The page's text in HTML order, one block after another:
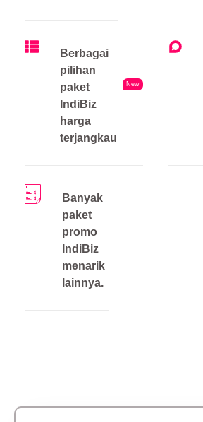
Berbagai
pilihan
paket
IndiBiz
harga
terjangkau
New
Banyak
paket
promo
IndiBiz
menarik
lainnya.